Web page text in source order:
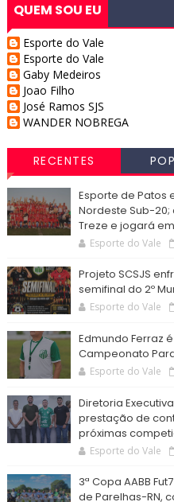
QUEM SOU EU
Esporte do Vale
Esporte do Vale
Gaby Medeiros
Joao Filho
José Ramos SJS
WANDER NOBREGA
RECENTES
Esporte de Patos
Nordeste Sub-
Treze e jogará
Esporte do Vale
Projeto SCSJS
semifinal do 2º
Esporte do Vale
Edmundo Ferraz
Campeonato
Esporte do Vale
Diretoria
prestação de
próximas
Esporte do Vale
3ª Copa AABB
de Parelhas-RN,